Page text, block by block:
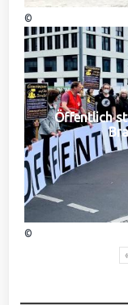
©
Öffentlich
©